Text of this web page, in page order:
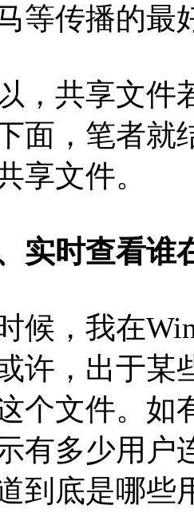
等传播的最
共享文件若
面，笔者就
享文件。
实时查看谁
，我在
许，出于某
个文件。如
有多少用户
到底是哪些